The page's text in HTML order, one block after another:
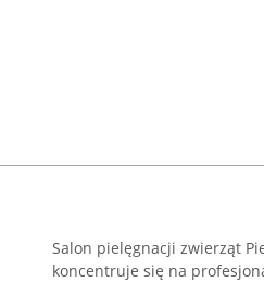
Salon pielęgnacji zwierząt
koncentruje się na